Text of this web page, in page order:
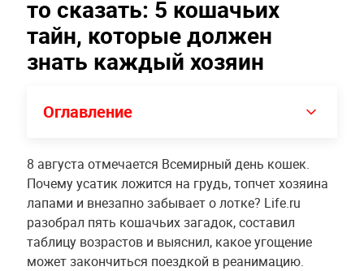
то сказать: 5 кошачьих
тайн, которые должен
знать каждый хозяин
Оглавление
8 августа отмечается Всемирный день кошек.
Почему усатик ложится на грудь, топчет хозяина
лапами и внезапно забывает о лотке? Life.ru
разобрал пять кошачьих загадок, составил
таблицу возрастов и выяснил, какое угощение
может закончиться поездкой в реанимацию.